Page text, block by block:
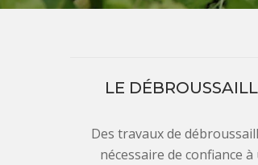
LE
Des travaux de
nécessaire de confiance